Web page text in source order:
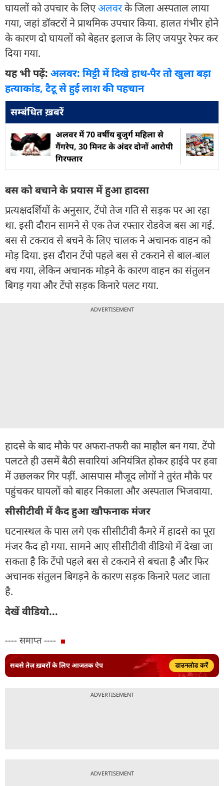
घायलों को उपचार के लिएअलवरके जिला अस्पताल लाया
गया, जहां डॉक्टरों ने प्राथमिक उपचार किया. हालत गंभीर होने
के कारण दो घायलों को बेहतर इलाज के लिए जयपुर रेफर कर
दिया गया.
यह भी पढ़ें: अलवर: मिट्टी में दिखे हाथ-पैर तो खुला बड़ा
हत्याकांड, टैटू से हुई लाश की पहचान
सम्बंधित ख़बरें
अलवर में 70 वर्षीय बुजुर्ग महिला से
गैंगरेप, 30 मिनट के अंदर दोनों आरोपी
गिरफ्तार
बस को बचाने के प्रयास में हुआ हादसा
प्रत्यक्षदर्शियों के अनुसार, टेंपो तेज गति से सड़क पर आ रहा
था. इसी दौरान सामने से एक तेज रफ्तार रोडवेज बस आ गई.
बस से टकराव से बचने के लिए चालक ने अचानक वाहन को
मोड़ दिया. इस दौरान टेंपो पहले बस से टकराने से बाल-बाल
बच गया, लेकिन अचानक मोड़ने के कारण वाहन का संतुलन
बिगड़ गया और टेंपो सड़क किनारे पलट गया.
ADVERTISEMENT
हादसे के बाद मौके पर अफरा-तफरी का माहौल बन गया. टेंपो
पलटते ही उसमें बैठी सवारियां अनियंत्रित होकर हाईवे पर हवा
में उछलकर गिर पड़ीं. आसपास मौजूद लोगों ने तुरंत मौके पर
पहुंचकर घायलों को बाहर निकाला और अस्पताल भिजवाया.
सीसीटीवी में कैद हुआ खौफनाक मंजर
घटनास्थल के पास लगे एक सीसीटीवी कैमरे में हादसे का पूरा
मंजर कैद हो गया. सामने आए सीसीटीवी वीडियो में देखा जा
सकता है कि टेंपो पहले बस से टकराने से बचता है और फिर
अचानक संतुलन बिगड़ने के कारण सड़क किनारे पलट जाता
है.
देखें वीडियो...
---- समाप्त ----
सबसे तेज़ ख़बरों के लिए आजतक ऐप डाउनलोड करें
ADVERTISEMENT
ADVERTISEMENT